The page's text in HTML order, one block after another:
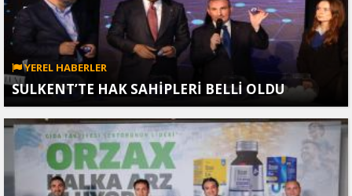
YEREL HABERLER
SULKENT’TE HAK SAHİPLERİ BELLİ OLDU